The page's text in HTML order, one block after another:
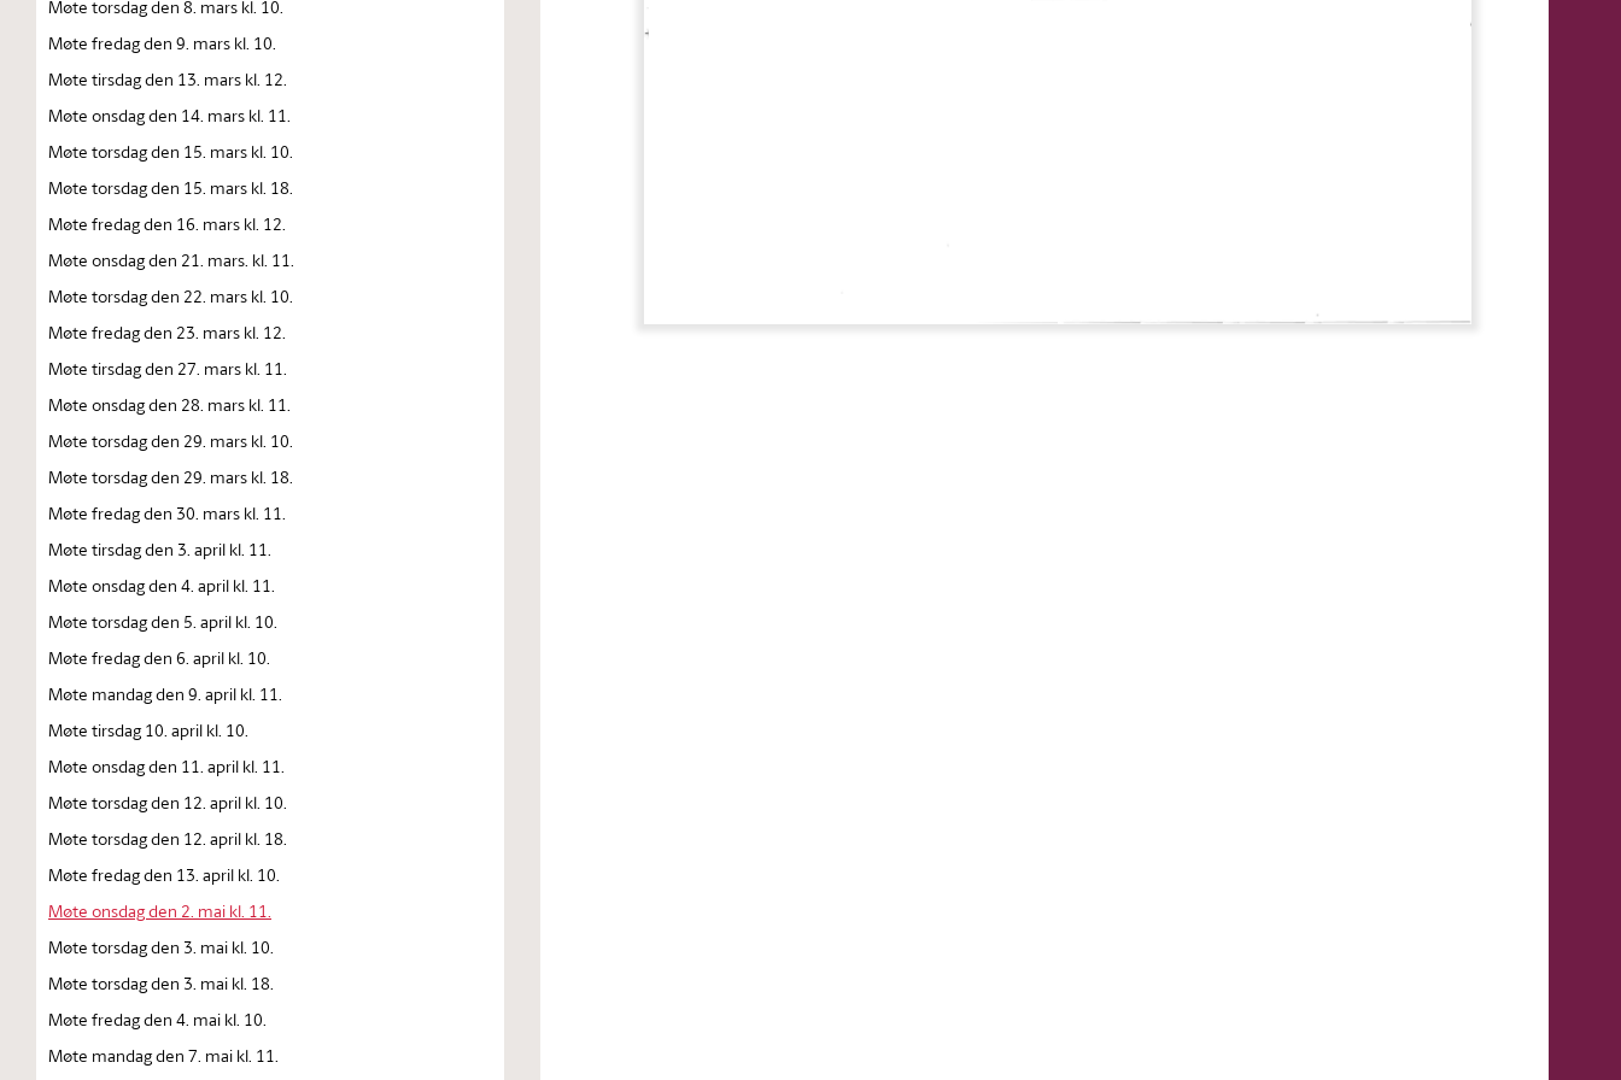
Møte torsdag den 8. mars kl. 10.
Møte fredag den 9. mars kl. 10.
Møte tirsdag den 13. mars kl. 12.
Møte onsdag den 14. mars kl. 11.
Møte torsdag den 15. mars kl. 10.
Møte torsdag den 15. mars kl. 18.
Møte fredag den 16. mars kl. 12.
Møte onsdag den 21. mars. kl. 11.
Møte torsdag den 22. mars kl. 10.
Møte fredag den 23. mars kl. 12.
Møte tirsdag den 27. mars kl. 11.
Møte onsdag den 28. mars kl. 11.
Møte torsdag den 29. mars kl. 10.
Møte torsdag den 29. mars kl. 18.
Møte fredag den 30. mars kl. 11.
Møte tirsdag den 3. april kl. 11.
Møte onsdag den 4. april kl. 11.
Møte torsdag den 5. april kl. 10.
Møte fredag den 6. april kl. 10.
Møte mandag den 9. april kl. 11.
Møte tirsdag 10. april kl. 10.
Møte onsdag den 11. april kl. 11.
Møte torsdag den 12. april kl. 10.
Møte torsdag den 12. april kl. 18.
Møte fredag den 13. april kl. 10.
Møte onsdag den 2. mai kl. 11.
Møte torsdag den 3. mai kl. 10.
Møte torsdag den 3. mai kl. 18.
Møte fredag den 4. mai kl. 10.
Møte mandag den 7. mai kl. 11.